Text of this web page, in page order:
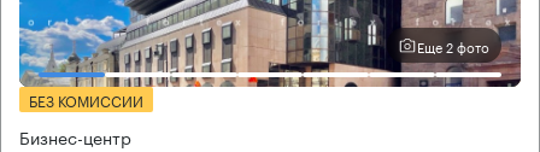
Еще 2 фото
БЕЗ КОМИССИИ
Бизнес-центр